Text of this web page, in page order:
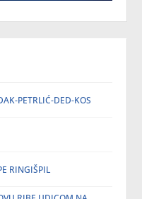
PETRLIĆ-DED-KOS
RINGIŠPIL